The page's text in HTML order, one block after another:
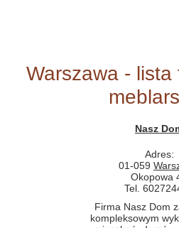
Warszawa -
Nasz
Adres:
01-059
Okopowa
Tel.
Firma Nasz Dom
kompleksowym